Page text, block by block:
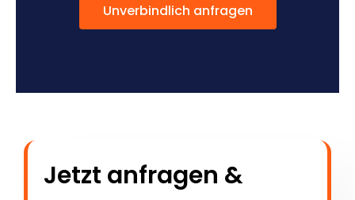
Unverbindlich anfragen
Jetzt anfragen &